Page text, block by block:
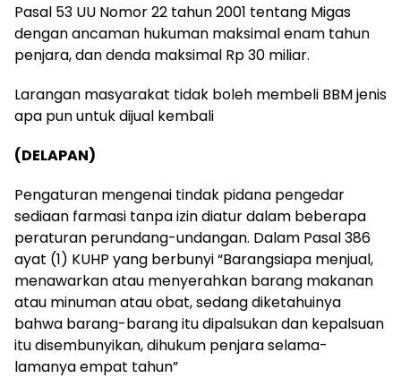
Pasal 53 UU Nomor 22 tahun 2001 tentang Migas
dengan ancaman hukuman maksimal enam tahun
penjara, dan denda maksimal Rp 30 miliar.
Larangan masyarakat tidak boleh membeli BBM jenis
apa pun untuk dijual kembali
(DELAPAN)
Pengaturan mengenai tindak pidana pengedar
sediaan farmasi tanpa izin diatur dalam beberapa
peraturan perundang-undangan. Dalam Pasal 386
ayat (1) KUHP yang berbunyi “Barangsiapa menjual,
menawarkan atau menyerahkan barang makanan
atau minuman atau obat, sedang diketahuinya
bahwa barang-barang itu dipalsukan dan kepalsuan
itu disembunyikan, dihukum penjara selama-
lamanya empat tahun”